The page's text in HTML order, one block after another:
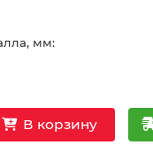
мм:
В корзину